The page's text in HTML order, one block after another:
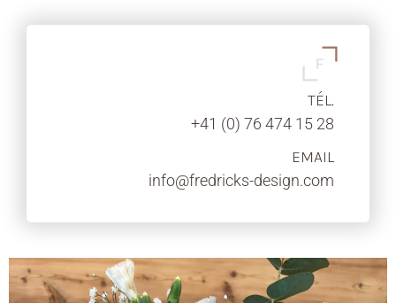
TÉL.
+41 (0) 76 474 15 28
EMAIL
info@fredricks-design.com